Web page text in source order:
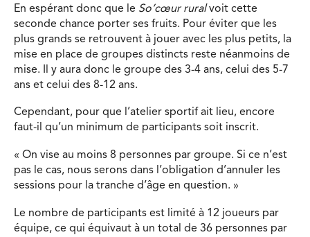
En espérant donc que le So’cœur ruralvoit cette
seconde chance porter ses fruits. Pour éviter que les
plus grands se retrouvent à jouer avec les plus petits, la
mise en place de groupes distincts reste néanmoins de
mise. Il y aura donc le groupe des 3-4 ans, celui des 5-7
ans et celui des 8-12 ans.
Cependant, pour que l’atelier sportif ait lieu, encore
faut-il qu’un minimum de participants soit inscrit.
« On vise au moins 8 personnes par groupe. Si ce n’est
pas le cas, nous serons dans l’obligation d’annuler les
sessions pour la tranche d’âge en question. »
Le nombre de participants est limité à 12 joueurs par
équipe, ce qui équivaut à un total de 36 personnes par